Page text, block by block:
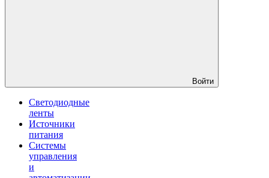
Войти
Светодиодные
ленты
Источники
питания
Системы
управления
и